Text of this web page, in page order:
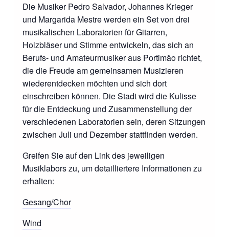
Die Musiker Pedro Salvador, Johannes Krieger
und Margarida Mestre werden ein Set von drei
musikalischen Laboratorien für Gitarren,
Holzbläser und Stimme entwickeln, das sich an
Berufs- und Amateurmusiker aus Portimão richtet,
die die Freude am gemeinsamen Musizieren
wiederentdecken möchten und sich dort
einschreiben können. Die Stadt wird die Kulisse
für die Entdeckung und Zusammenstellung der
verschiedenen Laboratorien sein, deren Sitzungen
zwischen Juli und Dezember stattfinden werden.
Greifen Sie auf den Link des jeweiligen
Musiklabors zu, um detailliertere Informationen zu
erhalten:
Gesang/Chor
Wind